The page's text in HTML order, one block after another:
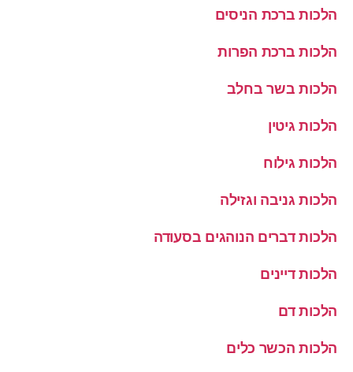
הלכות ברכת הניסים
הלכות ברכת הפרות
הלכות בשר בחלב
הלכות גיטין
הלכות גילוח
הלכות גניבה וגזילה
הלכות דברים הנוהגים בסעודה
הלכות דיינים
הלכות דם
הלכות הכשר כלים